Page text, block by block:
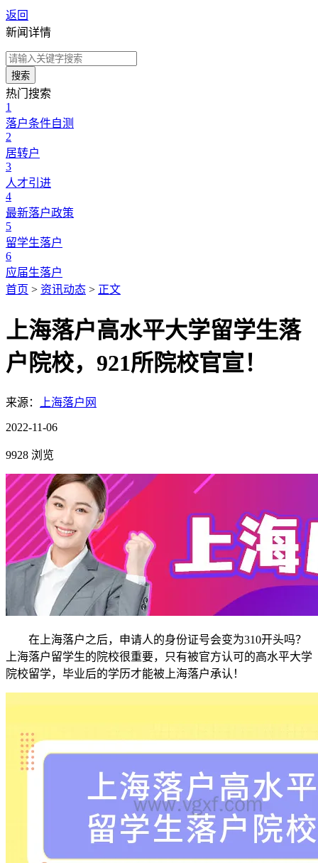
返回
新闻详情
搜索
热门搜索
1
落户条件自测
2
居转户
3
人才引进
4
最新落户政策
5
留学生落户
6
应届生落户
首页 > 资讯动态 > 正文
上海落户高水平大学留学生落
户院校，921所院校官宣！
来源： 上海落户网
2022-11-06
9928 浏览
在上海落户之后，申请人的身份证号会变为310开头吗？
上海落户留学生的院校很重要，只有被官方认可的高水平大学
院校留学，毕业后的学历才能被上海落户承认！